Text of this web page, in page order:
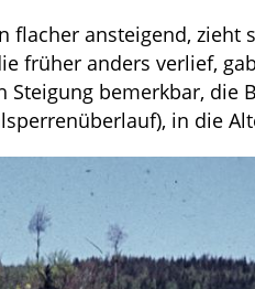
flacher ansteigend, zieht
früher anders verlief,
bemerkbar, die
in die